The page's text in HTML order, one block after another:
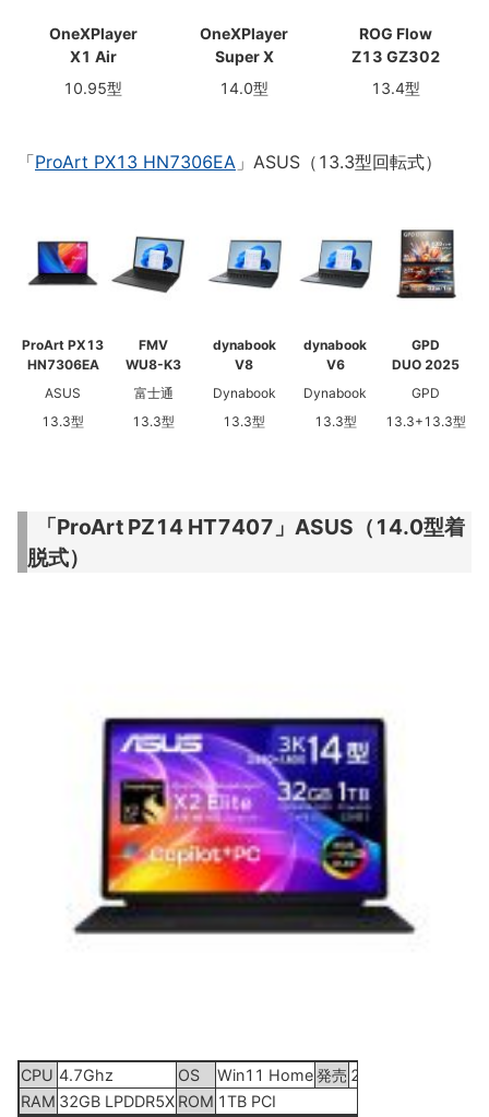
OneXPlayer
X1 Air
10.95型
OneXPlayer
Super X
14.0型
ROG Flow
Z13 GZ302
13.4型
「ProArt PX13 HN7306EA 」ASUS（13.3型回転式）
ProArt PX13
HN7306EA
ASUS
13.3型
FMV
WU8-K3
富士通
13.3型
dynabook
V8
Dynabook
13.3型
dynabook
V6
Dynabook
13.3型
GPD
DUO 2025
GPD
13.3+13.3型
「ProArt PZ14 HT7407」ASUS（14.0型着
脱式）
CPU 4.7Ghz OS Win11 Home発売 2026年5月27日
RAM 32GB LPDDR5X ROM 1TB PCI